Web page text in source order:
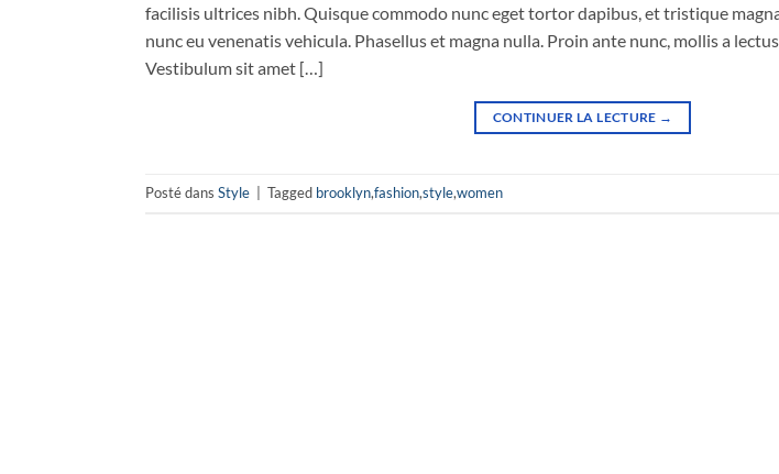
facilisis ultrices nibh. Quisque commodo nunc eget tortor dapibus, et tristique
nunc eu venenatis vehicula. Phasellus et magna nulla. Proin ante nunc, mollis a
Vestibulum sit amet […]
CONTINUER LA LECTURE →
Posté dans Style Tagged brooklyn,fashion,style,women